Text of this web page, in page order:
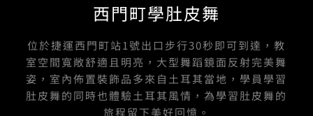
西門町學肚皮舞
位於捷運西門町站1號出口步行30秒即可到達，教
室空間寬敞舒適且明亮，大型舞蹈鏡面反射完美舞
姿，室內佈置裝飾品多來自土耳其當地，學員學習
肚皮舞的同時也體驗土耳其風情，為學習肚皮舞的
旅程留下美好回憶。